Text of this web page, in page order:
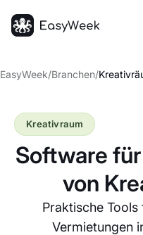
EasyWeek/Branchen/
Software
von
Praktische
Vermietungen
Kreativraum